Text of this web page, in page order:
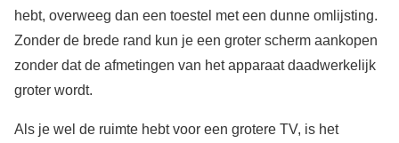
hebt, overweeg dan een toestel met een dunne omlijsting.
Zonder de brede rand kun je een groter scherm aankopen
zonder dat de afmetingen van het apparaat daadwerkelijk
groter wordt.
Als je wel de ruimte hebt voor een grotere TV, is het